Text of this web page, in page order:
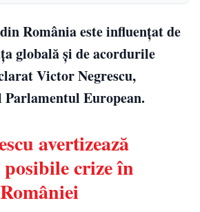
România este influențat de
globală și de acordurile
Victor Negrescu,
Parlamentul European.
avertizează
crize în